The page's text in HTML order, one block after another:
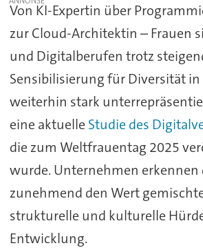
Von KI-Expertin über
zur Cloud-Architektin – Frauen
und Digitalberufen trotz
Sensibilisierung für Diversität
weiterhin stark
eine aktuelle Studie des
die zum Weltfrauentag 2025
wurde. Unternehmen erkennen
zunehmend den Wert
strukturelle und kulturelle
Entwicklung.